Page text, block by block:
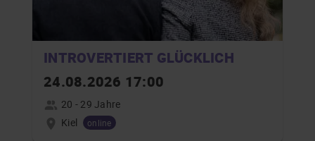
INTROVERTIERT GLÜCKLICH
24.08.2026 17:00
20 - 29 Jahre
Kiel
online